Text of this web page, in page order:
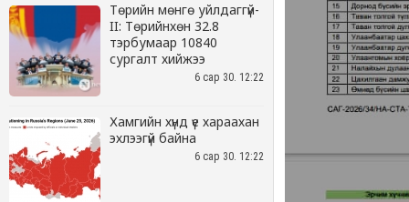
Төрийн мөнгө уйлдаггүй-
II: Төрийнхөн 32.8
тэрбумаар 10840
сургалт хийжээ
6 сар 30. 12:22
Хамгийн хүнд үе хараахан
эхлээгүй байна
6 сар 30. 12:22